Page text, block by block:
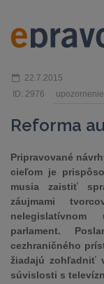
22.7.2015
ID: 2976
Reforma
Pripravované
cieľom je
musia zaistiť
záujmami
parlament.
cezhraničného
žiadajú zohľadniť
súvislosti s